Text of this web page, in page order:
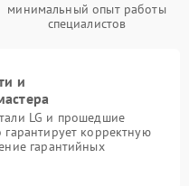
минимальный опыт работы
специалистов
и
LG и прошедшие
корректную
гарантийных